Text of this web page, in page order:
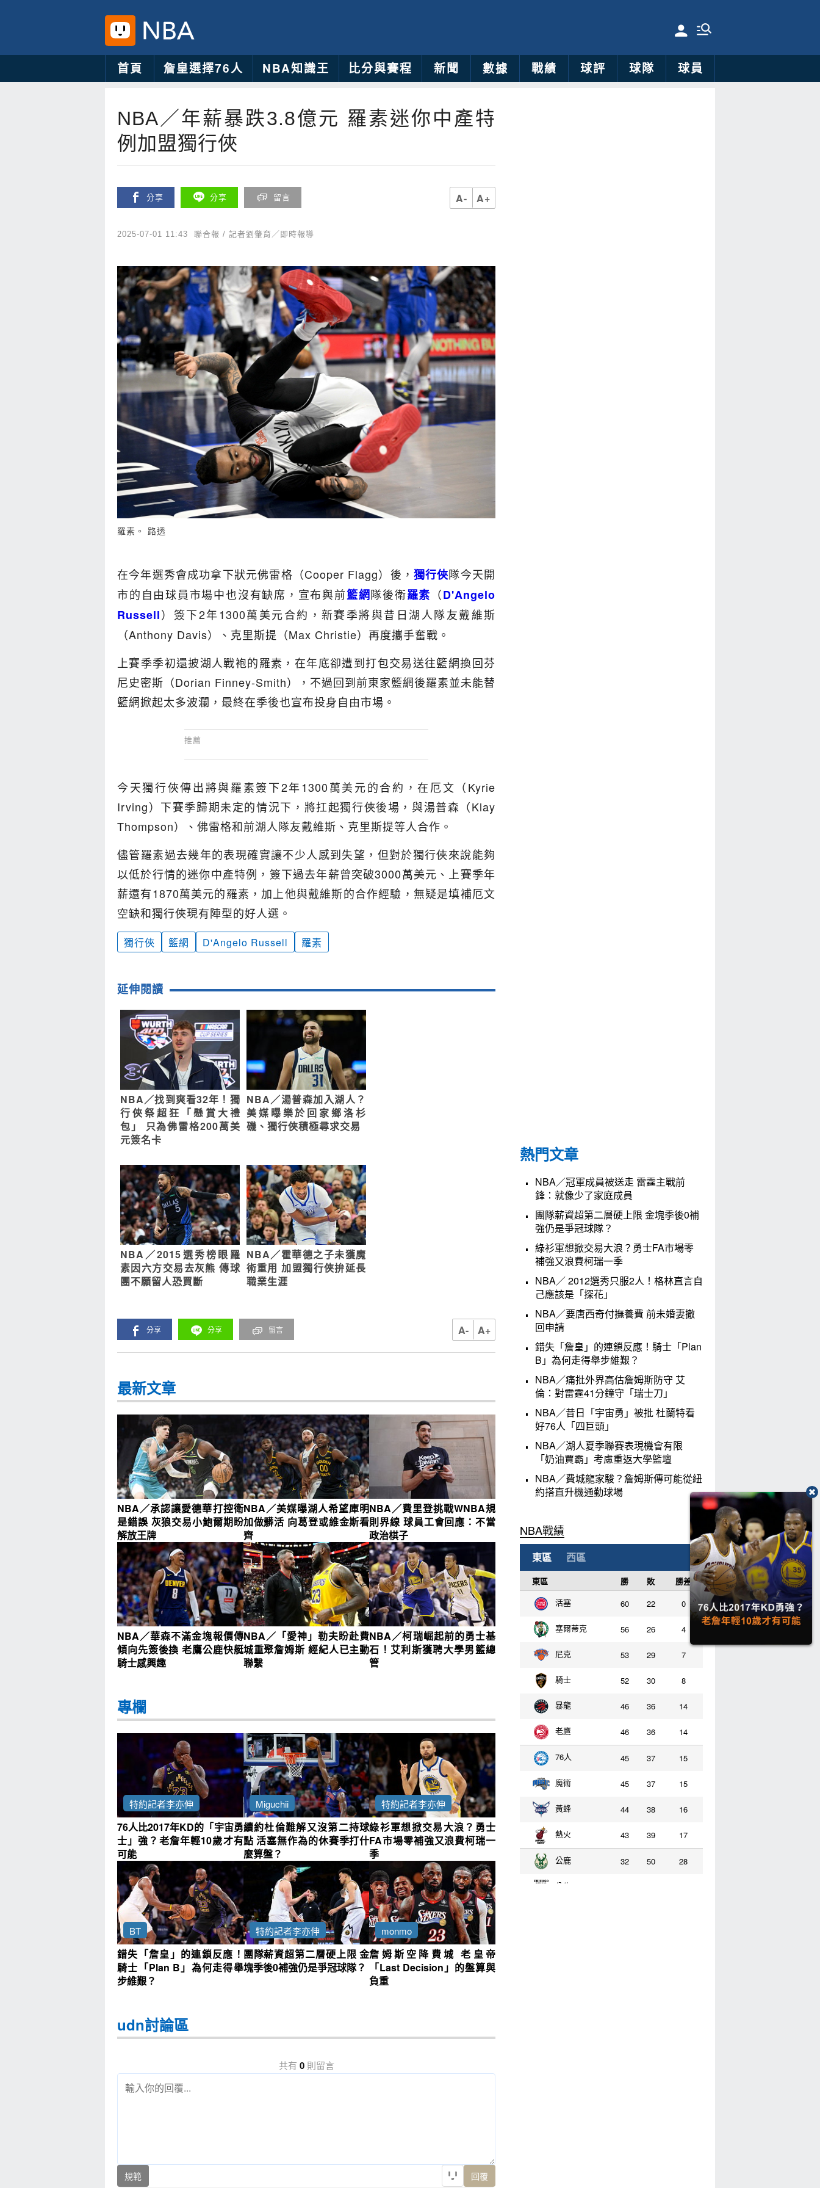
首頁 詹皇選擇76人 NBA知識王 比分與賽程 新聞 數據 戰績 球評 球隊 球員
NBA／年薪暴跌3.8億元 羅素迷你中產特
例加盟獨行俠
分享 分享 留言 A- A+
2025-07-01 11:43 聯合報 / 記者劉肇育／即時報導
羅素。 路透
在今年選秀會成功拿下狀元佛雷格（Cooper Flagg）後， 獨行俠隊今天開
市的自由球員市場中也沒有缺席，宣布與前籃網隊後衛羅素 （D'Angelo
Russell）簽下2年1300萬美元合約，新賽季將與昔日湖人隊友戴維斯
（Anthony Davis）、克里斯提（Max Christie）再度攜手奮戰。
上賽季季初還披湖人戰袍的羅素，在年底卻遭到打包交易送往籃網換回芬
尼史密斯（Dorian Finney-Smith），不過回到前東家籃網後羅素並未能替
籃網掀起太多波瀾，最終在季後也宣布投身自由市場。
今天獨行俠傳出將與羅素簽下2年1300萬美元的合約，在厄文（Kyrie
Irving）下賽季歸期未定的情況下，將扛起獨行俠後場，與湯普森（Klay
Thompson）、佛雷格和前湖人隊友戴維斯、克里斯提等人合作。
儘管羅素過去幾年的表現確實讓不少人感到失望，但對於獨行俠來說能夠
以低於行情的迷你中產特例，簽下過去年薪曾突破3000萬美元、上賽季年
薪還有1870萬美元的羅素，加上他與戴維斯的合作經驗，無疑是填補厄文
空缺和獨行俠現有陣型的好人選。
獨行俠 籃網 D'Angelo Russell 羅素
延伸閱讀
NBA／找到爽看32年！獨
行俠祭超狂「懸賞大禮
包」 只為佛雷格200萬美
元簽名卡
NBA／湯普森加入湖人？
美媒曝樂於回家鄉洛杉
磯、獨行俠積極尋求交易
NBA／2015選秀榜眼羅
素因六方交易去灰熊 傳球
團不願留人恐買斷
NBA／霍華德之子未獲魔
術重用 加盟獨行俠拚延長
職業生涯
分享 分享 留言 A- A+
最新文章
NBA／承認讓愛德華打控衛
是錯誤 灰狼交易小鮑爾期盼
解放王牌
NBA／美媒曝湖人希望庫明
加做髒活 向葛登或維金斯看
齊
NBA／費里登挑戰WNBA規
則界線 球員工會回應：不當
政治棋子
NBA／華森不滿金塊報價傳
傾向先簽後換 老鷹公鹿快艇
騎士感興趣
NBA／「愛神」勒夫盼赴費
城重聚詹姆斯 經紀人已主動
聯繫
NBA／柯瑞崛起前的勇士基
石！艾利斯獲聘大學男籃總
管
專欄
特約記者李亦伸
76人比2017年KD的「宇宙勇
士」強？老詹年輕10歲才有
可能
Miguchii
續約杜倫難解又沒第二持球
點 活塞無作為的休賽季打什
麼算盤？
特約記者李亦伸
綠衫軍想掀交易大浪？勇士
FA市場零補強又浪費柯瑞一
季
BT
錯失「詹皇」的連鎖反應！
騎士「Plan B」為何走得舉
步維艱？
特約記者李亦伸
團隊薪資超第二層硬上限 金
塊季後0補強仍是爭冠球隊？
monmo
詹姆斯空降費城 老皇帝
「Last Decision」的盤算與
負重
udn討論區
共有 0則留言
規範 回覆
熱門文章
NBA／冠軍成員被送走 雷霆主戰前
鋒：就像少了家庭成員
團隊薪資超第二層硬上限 金塊季後0補
強仍是爭冠球隊？
綠衫軍想掀交易大浪？勇士FA市場零
補強又浪費柯瑞一季
NBA／ 2012選秀只服2人！格林直言自
己應該是「探花」
NBA／要唐西奇付撫養費 前未婚妻撤
回申請
錯失「詹皇」的連鎖反應！騎士「Plan
B」為何走得舉步維艱？
NBA／痛批外界高估詹姆斯防守 艾
倫：對雷霆41分鐘守「瑞士刀」
NBA／昔日「宇宙勇」被批 杜蘭特看
好76人「四巨頭」
NBA／湖人夏季聯賽表現機會有限
「奶油賈霸」考慮重返大學籃壇
NBA／費城龍家駿？詹姆斯傳可能從紐
約搭直升機通勤球場